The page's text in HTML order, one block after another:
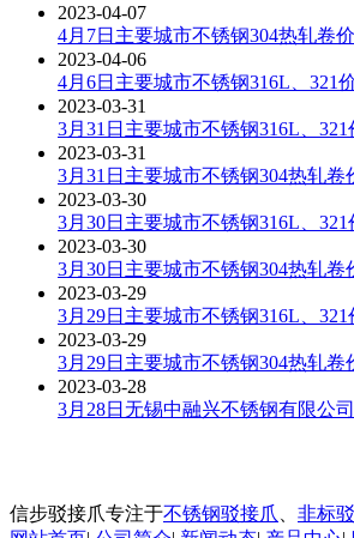
2023-04-07
4月7日主要城市不锈钢304热轧卷
2023-04-06
4月6日主要城市不锈钢316L、321
2023-03-31
3月31日主要城市不锈钢316L、321
2023-03-31
3月31日主要城市不锈钢304热轧卷
2023-03-30
3月30日主要城市不锈钢316L、321
2023-03-30
3月30日主要城市不锈钢304热轧卷
2023-03-29
3月29日主要城市不锈钢316L、321
2023-03-29
3月29日主要城市不锈钢304热轧卷
2023-03-28
3月28日无锡中融兴不锈钢有限公
信步驳接爪专注于不锈钢驳接爪 非标